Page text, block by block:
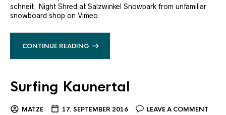
schneit. Night Shred at Salzwinkel Snowpark from unfamiliar
snowboard shop on Vimeo.
CONTINUE READING
Surfing Kaunertal
MATZE 17. SEPTEMBER 2016 LEAVE A COMMENT